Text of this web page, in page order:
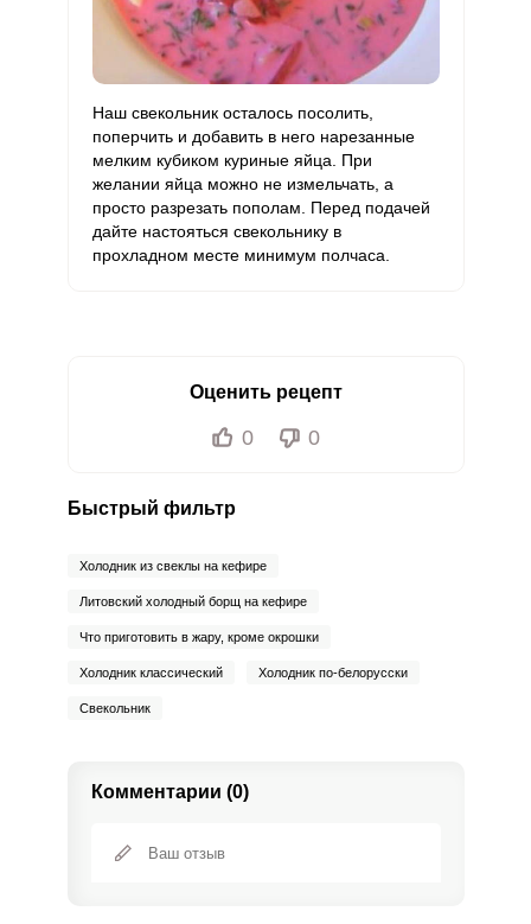
Хром 109 мкг 50 мкг 13.1 36.3
Цинк 7.3 мг 12 мг 3.7 10.2
Бор 1097.8 мкг 1200 мкг 5.5 15.2
Ванадий 269.6 мкг 20 мкг 80.9 224.7
Молибден 102.4 мкг 70 мкг 8.8
Наш свекольник осталось посолить,
поперчить и добавить в него нарезанные
мелким кубиком куриные яйца. При
желании яйца можно не измельчать, а
просто разрезать пополам. Перед подачей
дайте настояться свекольнику в
прохладном месте минимум полчаса.
Оценить рецепт
0 0
Быстрый фильтр
Холодник из свеклы на кефире
Литовский холодный борщ на кефире
Что приготовить в жару, кроме окрошки
Холодник классический Холодник по-белорусски
Свекольник
Комментарии (0)